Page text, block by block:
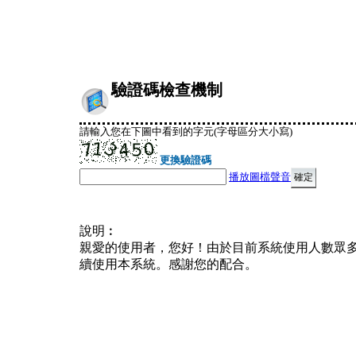
驗證碼檢查機制
請輸入您在下圖中看到的字元(字母區分大小寫)
更換驗證碼
播放圖檔聲音
說明︰
親愛的使用者，您好！由於目前系統使用人數眾
續使用本系統。感謝您的配合。